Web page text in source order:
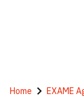
Home EXAME